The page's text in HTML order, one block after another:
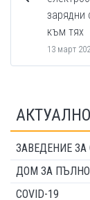
зарядни
към тях
13 март
АКТУАЛНО
ЗАВЕДЕНИЕ
ДОМ ЗА
COVID-19